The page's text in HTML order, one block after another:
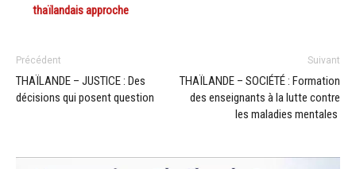
thaïlandais approche
Précédent
THAÏLANDE – JUSTICE : Des
décisions qui posent question
Suivant
THAÏLANDE – SOCIÉTÉ : Formation
des enseignants à la lutte contre
les maladies mentales